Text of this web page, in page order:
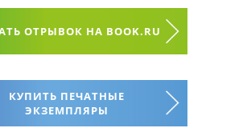
ОТРЫВОК НА BOOK.RU
КУПИТЬ ПЕЧАТНЫЕ
ЭКЗЕМПЛЯРЫ